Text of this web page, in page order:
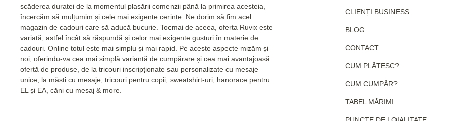
scăderea duratei de la momentul plasării comenzii până la primirea acesteia,
încercăm să mulțumim și cele mai exigente cerințe. Ne dorim să fim acel
magazin de cadouri care să aducă bucurie. Tocmai de aceea, oferta Ruvix este
variată, astfel încât să răspundă și celor mai exigente gusturi în materie de
cadouri. Online totul este mai simplu și mai rapid. Pe aceste aspecte mizăm și
noi, oferindu-va cea mai simplă variantă de cumpărare și cea mai avantajoasă
ofertă de produse, de la tricouri inscripționate sau personalizate cu mesaje
unice, la măști cu mesaje, tricouri pentru copii, sweatshirt-uri, hanorace pentru
EL și EA, căni cu mesaj & more.
CLIENȚI BUSINESS
BLOG
CONTACT
CUM PLĂTESC?
CUM CUMPĂR?
TABEL MĂRIMI